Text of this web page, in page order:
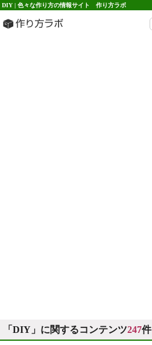
DIY | 色々な作り方の情報サイト 作り方ラボ
「DIY」に関するコンテンツ247件